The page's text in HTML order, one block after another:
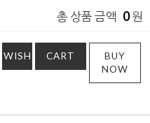
총 상품 금액 0원
WISH CART
BUY
NOW